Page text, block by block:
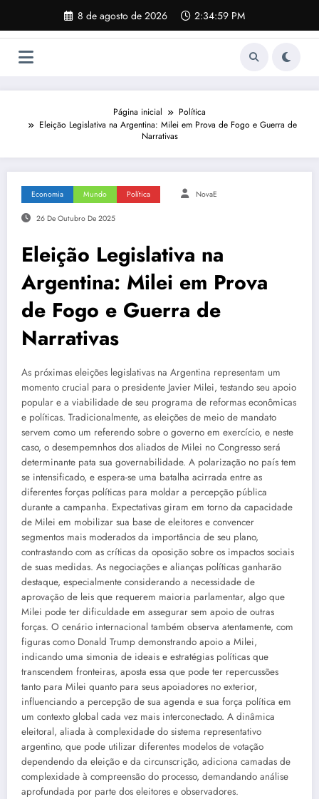
o
8 de agosto de 2026 2:35:00 PM
Página inicial
Política
Eleição Legislativa na Argentina: Milei em Prova de Fogo e Guerra de
Narrativas
Economia Mundo Política NovaE
26 De Outubro De 2025
Eleição Legislativa na
Argentina: Milei em Prova
de Fogo e Guerra de
Narrativas
As próximas eleições legislativas na Argentina representam um
momento crucial para o presidente Javier Milei, testando seu apoio
popular e a viabilidade de seu programa de reformas econômicas
e políticas. Tradicionalmente, as eleições de meio de mandato
servem como um referendo sobre o governo em exercício, e neste
caso, o desempemnhos dos aliados de Milei no Congresso será
determinante pata sua governabilidade. A polarização no país tem
se intensificado, e espera-se uma batalha acirrada entre as
diferentes forças políticas para moldar a percepção pública
durante a campanha. Expectativas giram em torno da capacidade
de Milei em mobilizar sua base de eleitores e convencer
segmentos mais moderados da importância de seu plano,
contrastando com as críticas da oposição sobre os impactos sociais
de suas medidas. As negociações e alianças políticas ganharão
destaque, especialmente considerando a necessidade de
aprovação de leis que requerem maioria parlamentar, algo que
Milei pode ter dificuldade em assegurar sem apoio de outras
forças. O cenário internacional também observa atentamente, com
figuras como Donald Trump demonstrando apoio a Milei,
indicando uma simonia de ideais e estratégias políticas que
transcendem fronteiras, aposta essa que pode ter repercussões
tanto para Milei quanto para seus apoiadores no exterior,
influenciando a percepção de sua agenda e sua força política em
um contexto global cada vez mais interconectado. A dinâmica
eleitoral, aliada à complexidade do sistema representativo
argentino, que pode utilizar diferentes modelos de votação
dependendo da eleição e da circunscrição, adiciona camadas de
complexidade à compreensão do processo, demandando análise
aprofundada por parte dos eleitores e observadores.